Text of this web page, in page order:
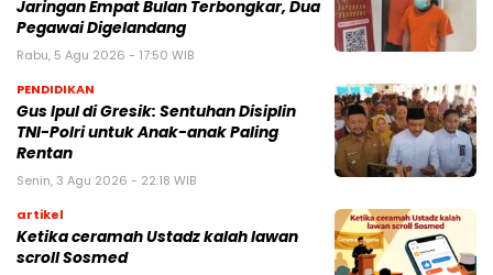
Jaringan Empat Bulan Terbongkar, Dua
Pegawai Digelandang
Rabu, 5 Agu 2026 - 17:50 WIB
PENDIDIKAN
Gus Ipul di Gresik: Sentuhan Disiplin
TNI-Polri untuk Anak-anak Paling
Rentan
Senin, 3 Agu 2026 - 22:18 WIB
artikel
Ketika ceramah Ustadz kalah lawan
scroll Sosmed